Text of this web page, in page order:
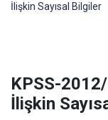
İlişkin Sayısal Bilgiler
KPSS-
İlişkin